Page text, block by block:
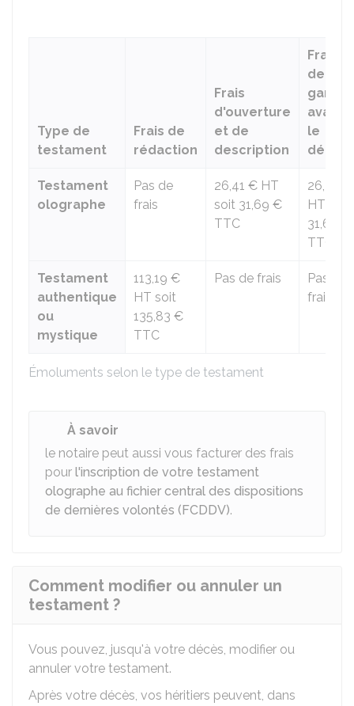
Émoluments selon le type de testament
Type de
testament
Frais de
rédaction
Frais
d'ouverture
et de
description
Frais
de
garde
avant
le
décès
Testament
olographe
Pas de
frais
26,41 € HT
soit 31,69 €
TTC
26,41 €
HT soit
31,69 €
TTC
Testament
authentique
ou
mystique
113,19 €
HT soit
135,83 €
TTC
Pas de frais
Pas de
frais
À savoir
le notaire peut aussi vous facturer des frais
pour l'inscription de votre testament
olographe au fichier central des dispositions
de dernières volontés (FCDDV).
Comment modifier ou annuler un
testament ?
Vous pouvez, jusqu'à votre décès, modifier ou
annuler votre testament.
Après votre décès, vos héritiers peuvent, dans